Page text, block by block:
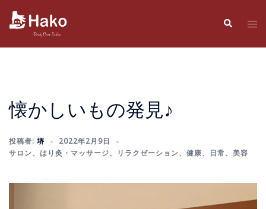
検
索
ト
懐かしいもの発見♪
投稿者: 堺
2022年2月9日
サロン、 はり灸・マッサージ、 リラクゼーション、 健康、 日常、 美容